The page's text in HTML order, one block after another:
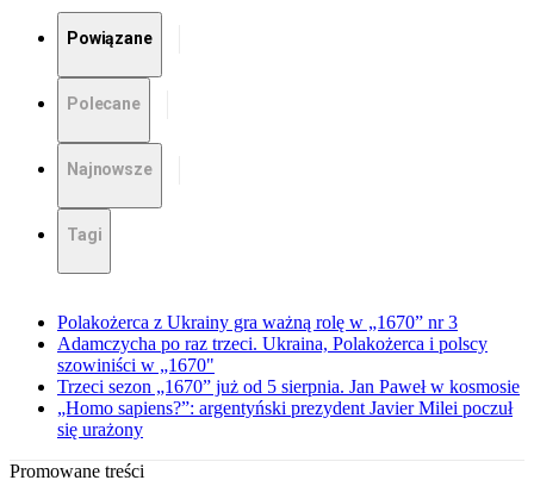
Powiązane
Polecane
Najnowsze
Tagi
Polakożerca z Ukrainy gra ważną rolę w „1670” nr 3
Adamczycha po raz trzeci. Ukraina, Polakożerca i polscy
szowiniści w „1670"
Trzeci sezon „1670” już od 5 sierpnia. Jan Paweł w kosmosie
„Homo sapiens?”: argentyński prezydent Javier Milei poczuł
się urażony
Promowane treści